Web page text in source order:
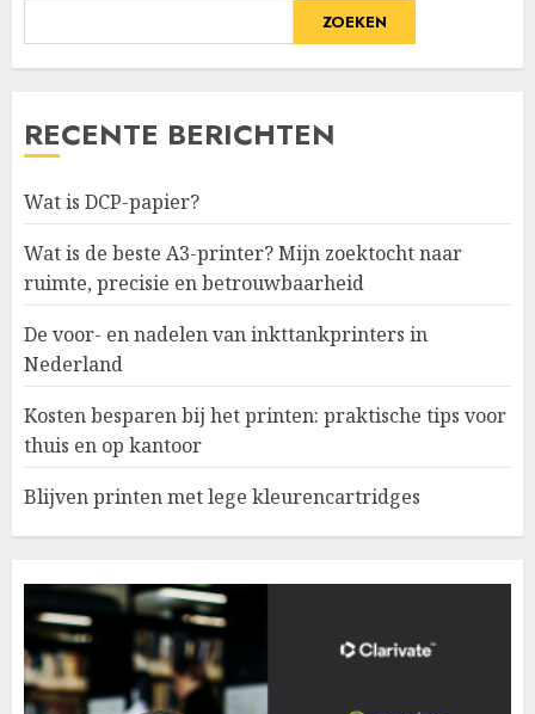
ZOEKEN
RECENTE BERICHTEN
Wat is DCP-papier?
Wat is de beste A3-printer? Mijn zoektocht naar
ruimte, precisie en betrouwbaarheid
De voor- en nadelen van inkttankprinters in
Nederland
Kosten besparen bij het printen: praktische tips voor
thuis en op kantoor
Blijven printen met lege kleurencartridges